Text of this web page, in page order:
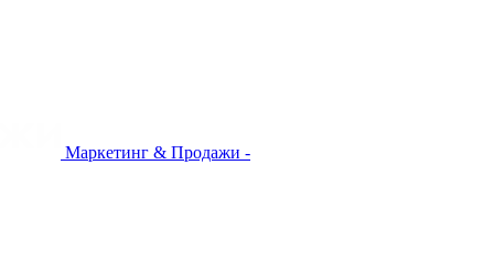
Маркетинг & Продажи -